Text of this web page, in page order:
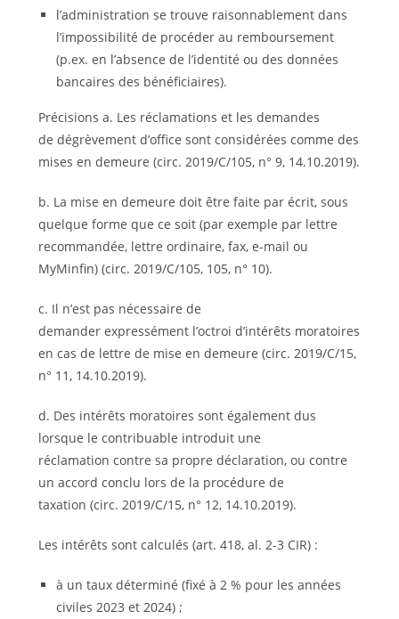
l’administration se trouve raisonnablement dans
l’impossibilité de procéder au remboursement
(p.ex. en l’absence de l’identité ou des données
bancaires des bénéficiaires).
Précisions a. Les réclamations et les demandes
de dégrèvement d’office sont considérées comme des
mises en demeure (circ. 2019/C/105, n° 9, 14.10.2019).
b. La mise en demeure doit être faite par écrit, sous
quelque forme que ce soit (par exemple par lettre
recommandée, lettre ordinaire, fax, e-mail ou
MyMinfin) (circ. 2019/C/105, 105, n° 10).
c. Il n’est pas nécessaire de
demander expressément l’octroi d’intérêts moratoires
en cas de lettre de mise en demeure (circ. 2019/C/15,
n° 11, 14.10.2019).
d. Des intérêts moratoires sont également dus
lorsque le contribuable introduit une
réclamation contre sa propre déclaration, ou contre
un accord conclu lors de la procédure de
taxation (circ. 2019/C/15, n° 12, 14.10.2019).
Les intérêts sont calculés (art. 418, al. 2-3 CIR) :
à un taux déterminé (fixé à 2 % pour les années
civiles 2023 et 2024) ;